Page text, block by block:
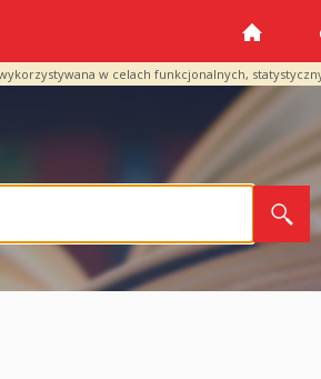
w celach funkcjonalnych,